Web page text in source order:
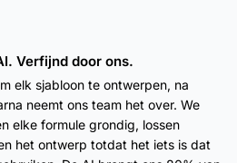
Verfijnd door ons.
elk sjabloon te ontwerpen, na
neemt ons team het over. We
elke formule grondig, lossen
het ontwerp totdat het iets is dat